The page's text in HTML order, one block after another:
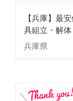
【兵庫】最
具組立・解体
兵庫県